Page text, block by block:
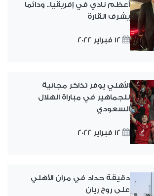
أعظم نادي في إفريقيا.. ودائما
يشرف القارة
12 فبراير 2022
الأهلي يوفر تذاكر مجانية
للجماهير في مباراة الهلال
السعودي
12 فبراير 2022
دقيقة حداد في مران الأهلي
على روح ريان